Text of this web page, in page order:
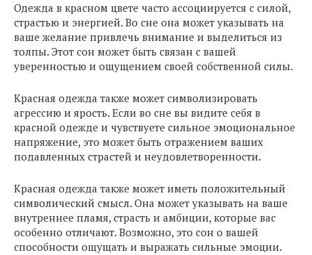
Одежда в красном цвете часто ассоциируется с силой,
страстью и энергией. Во сне она может указывать на
ваше желание привлечь внимание и выделиться из
толпы. Этот сон может быть связан с вашей
уверенностью и ощущением своей собственной силы.
Красная одежда также может символизировать
агрессию и ярость. Если во сне вы видите себя в
красной одежде и чувствуете сильное эмоциональное
напряжение, это может быть отражением ваших
подавленных страстей и неудовлетворенности.
Красная одежда также может иметь положительный
символический смысл. Она может указывать на ваше
внутреннее пламя, страсть и амбиции, которые вас
особенно отличают. Возможно, это сон о вашей
способности ощущать и выражать сильные эмоции.